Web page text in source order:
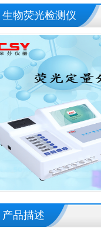
生物荧光检测仪
产品描述